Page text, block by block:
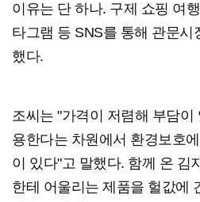
이유는 단 하나. 구제 쇼핑 여
타그램 등 SNS를 통해 관문시
했다.
조씨는 "가격이 저렴해 부담이
용한다는 차원에서 환경보호
이 있다"고 말했다. 함께 온 김
한테 어울리는 제품을 헐값에